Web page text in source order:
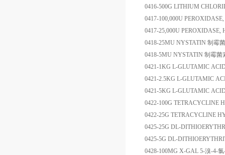
0416-500G LITHIUM
0417-100,000U
0417-25,000U PEROXIDASE,
0418-25MU NYSTATIN 制霉
0418-5MU NYSTATIN 制霉菌
0421-1KG L-GLUTAMIC
0421-2.5KG L-GLUTAMIC
0421-5KG L-GLUTAMIC
0422-100G TETRACYCLINE
0422-25G TETRACYCLINE
0425-25G DL-
0425-5G DL-
0428-100MG X-GAL 5-溴-4-氯